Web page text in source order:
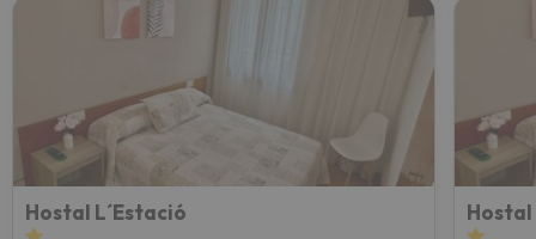
Hostal L´Estació